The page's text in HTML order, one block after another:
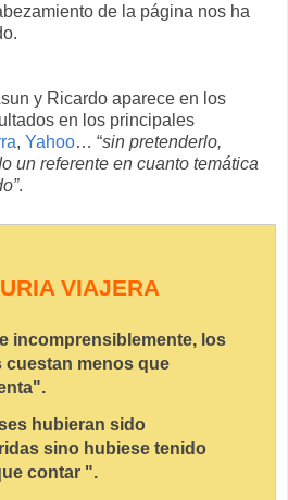
de la página nos ha
y Ricardo aparece en los
en los principales
, Yahoo… “sin pretenderlo,
un referente en cuanto temática
.
VIAJERA
incomprensiblemente, los
menos que
hubieran sido
sino hubiese tenido
contar ".